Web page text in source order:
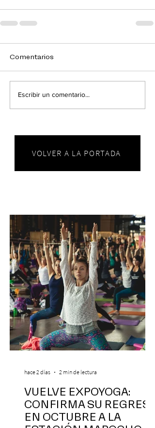
Comentarios
Escribir un comentario...
VOLVER A LA PORTADA
VUELVE EXPOYOGA:
CONFIRMA SU REGRESO
EN OCTUBRE A LA
hace 2 días 2 min de lectura